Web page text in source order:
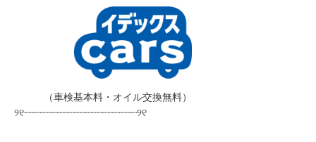
（車検基本料・オイル交換無料）
୨୧┈┈┈┈┈┈┈┈┈┈┈┈┈┈┈┈┈┈┈┈୨୧